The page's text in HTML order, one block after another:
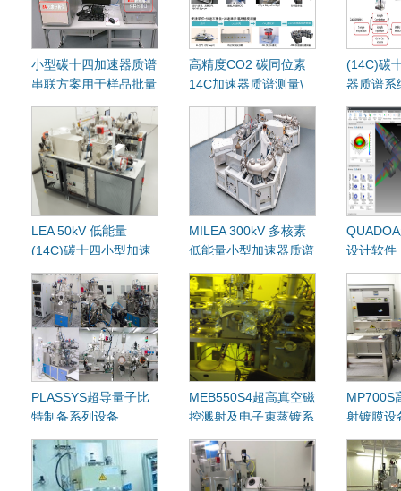
小型碳十四加速器质谱
串联方案用于样品批量
测试
高精度CO2 碳同位素
14C加速器质谱测量\
(14C)碳
器质谱系
流水线完
LEA 50kV 低能量
(14C)碳十四小型加速
器质谱系统
MILEA 300kV 多核素
低能量小型加速器质谱
系统 (10Be,14C, 26Al,
41Ca,129I, 236U)
设计软件
PLASSYS超导量子比
特制备系列设备
MEB550S4超高真空磁
控溅射及电子束蒸镀系
统
MP700S
射镀膜设